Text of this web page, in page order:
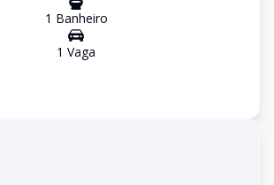
1 Banheiro
1 Vaga